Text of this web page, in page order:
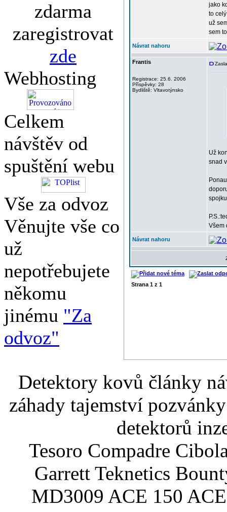
zdarma
zaregistrovat
zde
Webhosting
Celkem
návštěv od
spuštění webu
Vše za odvoz
Věnujte vše co
už
nepotřebujete
někomu
jinému "Za
odvoz"
jako
to
už
sem
Návrat nahoru
Frantis
Registrace: 25.6. 2006
Příspěvky: 28
Bydliště: Vltavotýnsko
Už
snad
Všem
Návrat nahoru
Strana 1 z 1
Detektory kovů články
záhady tajemství
detektorů
Tesoro Compadre
Garrett Teknetics
MD3009 ACE 150